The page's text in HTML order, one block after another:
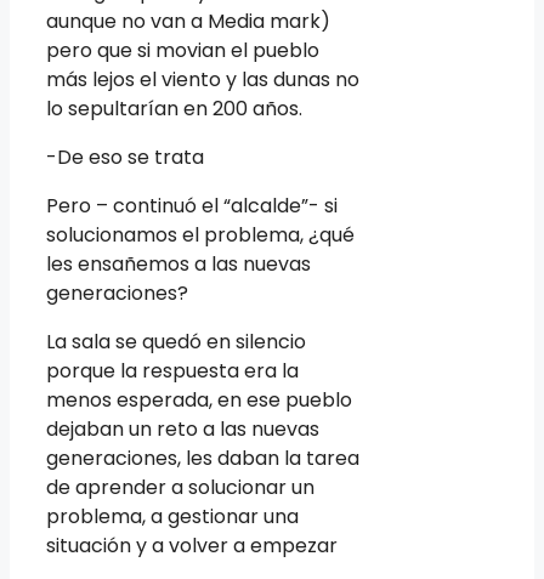
aunque no van a Media mark)
pero que si movian el pueblo
más lejos el viento y las dunas no
lo sepultarían en 200 años.
-De eso se trata
Pero – continuó el “alcalde”- si
solucionamos el problema, ¿qué
les ensañemos a las nuevas
generaciones?
La sala se quedó en silencio
porque la respuesta era la
menos esperada, en ese pueblo
dejaban un reto a las nuevas
generaciones, les daban la tarea
de aprender a solucionar un
problema, a gestionar una
situación y a volver a empezar